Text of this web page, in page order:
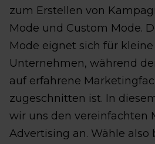
zum Erstellen von
Mode und Custom Mode.
Mode eignet sich für
Unternehmen, während
auf erfahrene
zugeschnitten ist. In
wir uns den vereinfachten
Advertising an. Wähle also